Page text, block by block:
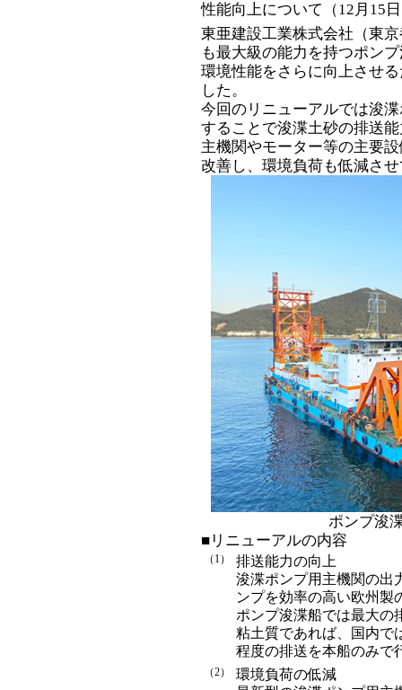
性能向上について（12月15
東亜建設工業株式会社（東
も最大級の能力を持つポン
環境性能をさらに向上させ
した。
今回のリニューアルでは浚
することで浚渫土砂の排送
主機関やモーター等の主要
改善し、環境負荷も低減さ
ポンプ浚
■リニューアルの内容
（1）
排送能力の向上
浚渫ポンプ用主機関の出
ンプを効率の高い欧州製
ポンプ浚渫船では最大の
粘土質であれば、国内で
程度の排送を本船のみで
（2）
環境負荷の低減